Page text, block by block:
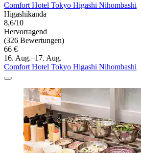
Comfort Hotel Tokyo Higashi Nihombashi
Higashikanda
8,6/10
Hervorragend
(326 Bewertungen)
66 €
16. Aug.–17. Aug.
Comfort Hotel Tokyo Higashi Nihombashi